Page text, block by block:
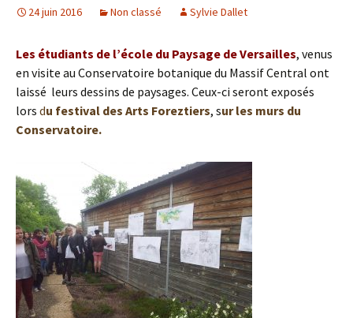
24 juin 2016 Non classé Sylvie Dallet
Les étudiants de l’école du Paysage de Versailles, venus
en visite au Conservatoire botanique du Massif Central ont
laissé leurs dessins de paysages. Ceux-ci seront exposés
lors du festival des Arts Foreztiers, sur les murs du
Conservatoire.